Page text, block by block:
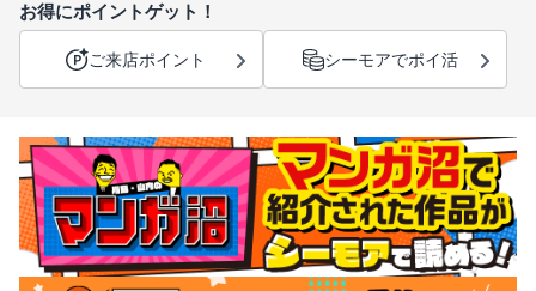
お得にポイントゲット！
ご来店ポイント シーモアでポイ活